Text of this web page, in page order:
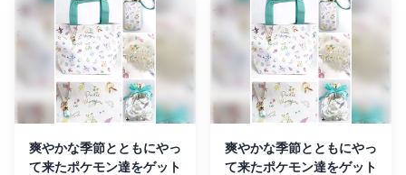
爽やかな季節とともにやっ
て来たポケモン達をゲット
爽やかな季節とともにやっ
て来たポケモン達をゲット